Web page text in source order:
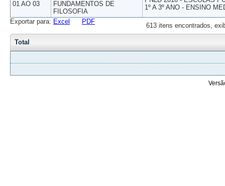
01 AO 03
FUNDAMENTOS DE
FILOSOFIA
1º A 3º ANO - ENSINO
613 itens encontrados,
Exportar para: Excel PDF
Total